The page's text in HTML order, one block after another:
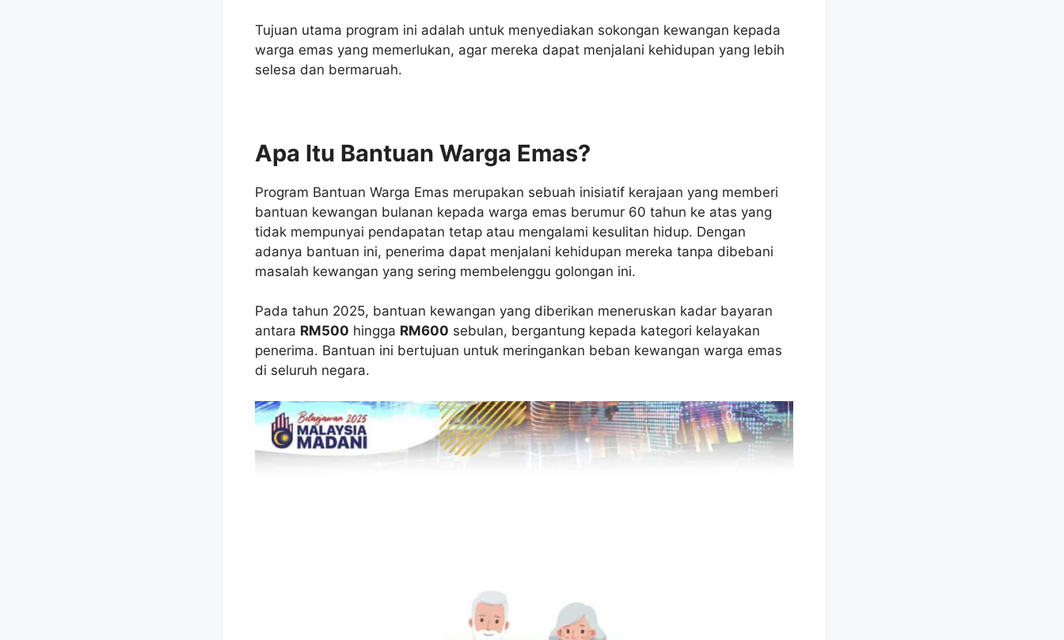
Tujuan utama program ini adalah untuk menyediakan sokongan kewangan kepada
warga emas yang memerlukan, agar mereka dapat menjalani kehidupan yang lebih
selesa dan bermaruah.
Apa Itu Bantuan Warga Emas?
Program Bantuan Warga Emas merupakan sebuah inisiatif kerajaan yang memberi
bantuan kewangan bulanan kepada warga emas berumur 60 tahun ke atas yang
tidak mempunyai pendapatan tetap atau mengalami kesulitan hidup. Dengan
adanya bantuan ini, penerima dapat menjalani kehidupan mereka tanpa dibebani
masalah kewangan yang sering membelenggu golongan ini.
Pada tahun 2025, bantuan kewangan yang diberikan meneruskan kadar bayaran
antara RM500 hingga RM600 sebulan, bergantung kepada kategori kelayakan
penerima. Bantuan ini bertujuan untuk meringankan beban kewangan warga emas
di seluruh negara.